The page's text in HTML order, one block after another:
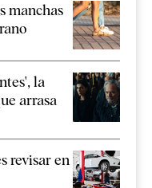
manchas
la
arrasa
revisar en